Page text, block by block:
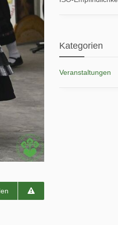
Kategorien
Veranstaltungen